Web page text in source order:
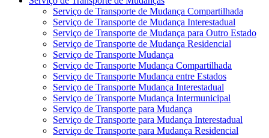
Serviço de Transporte de Mudança Compartilhada
Serviço de Transporte de Mudança Interestadual
Serviço de Transporte de Mudança para Outro Estado
Serviço de Transporte de Mudança Residencial
Serviço de Transporte Mudança
Serviço de Transporte Mudança Compartilhada
Serviço de Transporte Mudança entre Estados
Serviço de Transporte Mudança Interestadual
Serviço de Transporte Mudança Intermunicipal
Serviço de Transporte para Mudança
Serviço de Transporte para Mudança Interestadual
Serviço de Transporte para Mudança Residencial